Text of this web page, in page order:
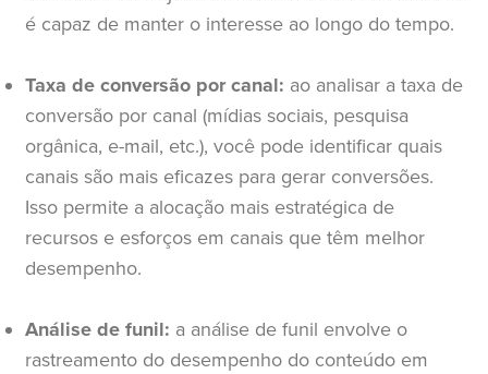
é capaz de manter o interesse ao longo do tempo.
Taxa de conversão por canal: ao analisar a taxa de
conversão por canal (mídias sociais, pesquisa
orgânica, e-mail, etc.), você pode identificar quais
canais são mais eficazes para gerar conversões.
Isso permite a alocação mais estratégica de
recursos e esforços em canais que têm melhor
desempenho.
Análise de funil: a análise de funil envolve o
rastreamento do desempenho do conteúdo em